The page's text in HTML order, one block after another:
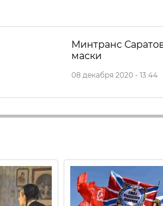
Минтранс
маски
08 декабря 2020 - 13:44